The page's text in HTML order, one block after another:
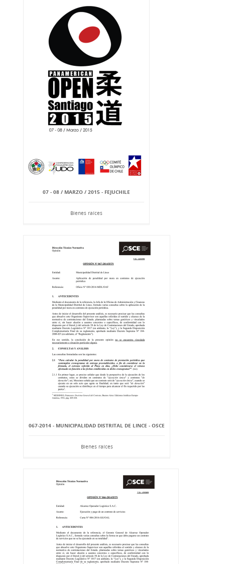
07 - 08 / MARZO / 2015 - FEJUCHILE
Bienes raíces
067-2014 - MUNICIPALIDAD DISTRITAL DE LINCE - OSCE
Bienes raíces